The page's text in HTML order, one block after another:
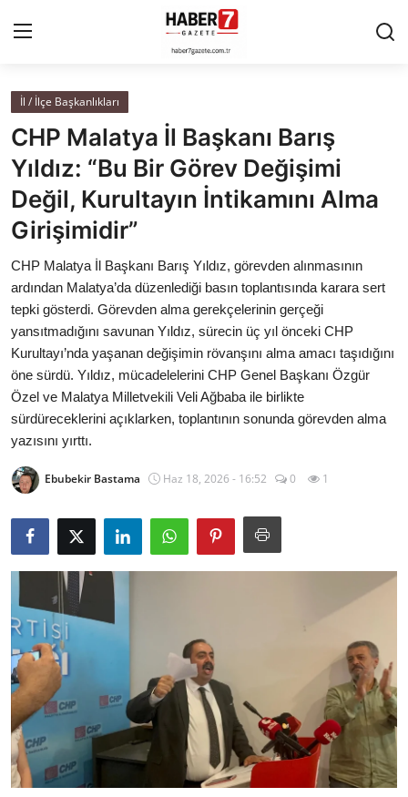
Anasayfa
Cumhurbaşkanlığı
Genel Merkez
Valilikler
Gallery
Bakanlıklar
İl / İlçe Başkanlıkları
İlçeler
Kaymakamlıklar
Siyasi Partiler
Yerel Yönetimler
Mülki İdare
Toplum ve Yaşam
Sivil Toplum Kuruluşları
İl / İlçe Başkanlıkları
CHP Malatya İl Başkanı Barış
Yıldız: “Bu Bir Görev Değişimi
Değil, Kurultayın İntikamını Alma
Girişimidir”
CHP Malatya İl Başkanı Barış Yıldız, görevden alınmasının
ardından Malatya’da düzenlediği basın toplantısında karara sert
tepki gösterdi. Görevden alma gerekçelerinin gerçeği
yansıtmadığını savunan Yıldız, sürecin üç yıl önceki CHP
Kurultayı’nda yaşanan değişimin rövanşını alma amacı taşıdığını
öne sürdü. Yıldız, mücadelelerini CHP Genel Başkanı Özgür
Özel ve Malatya Milletvekili Veli Ağbaba ile birlikte
sürdüreceklerini açıklarken, toplantının sonunda görevden alma
yazısını yırttı.
Ebubekir Bastama Haz 18, 2026 - 16:52 0 1